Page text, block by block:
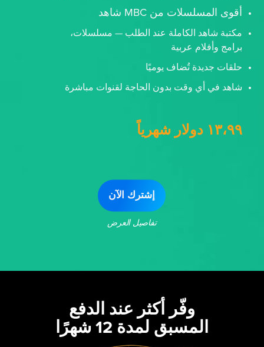
أقوى المسلسلات من MBC شاهد
مكتبة شاهد الكاملة عند الطلب — مسلسلات،
برامج وأفلام عربية
حلقات جديدة تُضاف يوميًا
شاهد في أي وقت بدون الحاجة لقنوات مباشرة
١٣،٩٩ دولار شهرياً
إشترك الآن
تفاصيل العرض
وفّر أكثر عند الدفع
المسبق لمدة 12 شهرًا